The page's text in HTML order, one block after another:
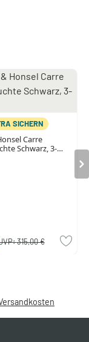
SICHERN
Carre
Schwarz, 3-
315,00 €